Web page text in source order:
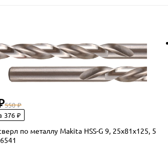
550 ₽
376 ₽
по металлу Makita HSS-G 9, 25х81x125, 5